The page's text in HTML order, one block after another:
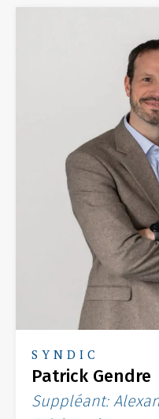
SYNDIC
Patrick Gendre
Suppléant: